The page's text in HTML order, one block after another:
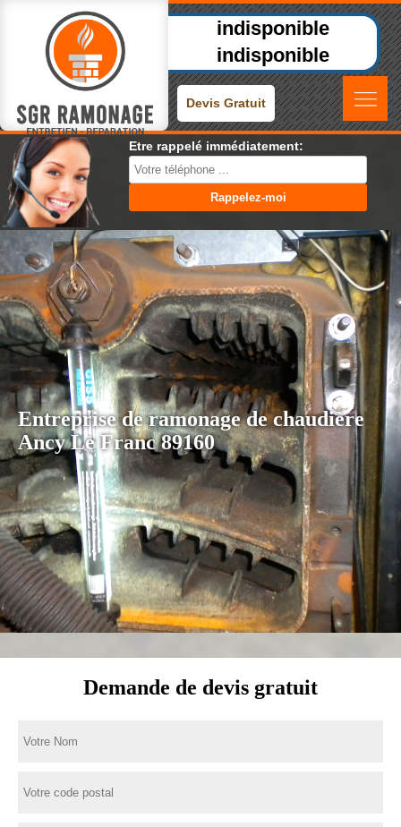
indisponible
indisponible
Devis Gratuit
Etre rappelé immédiatement:
Entreprise de ramonage de chaudière
Ancy Le Franc 89160
Demande de devis gratuit